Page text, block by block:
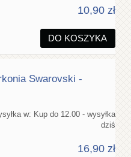
10,90 zł
DO KOSZYKA
Swarovski -
w: Kup do 12.00 - wysyłka
dziś
16,90 zł